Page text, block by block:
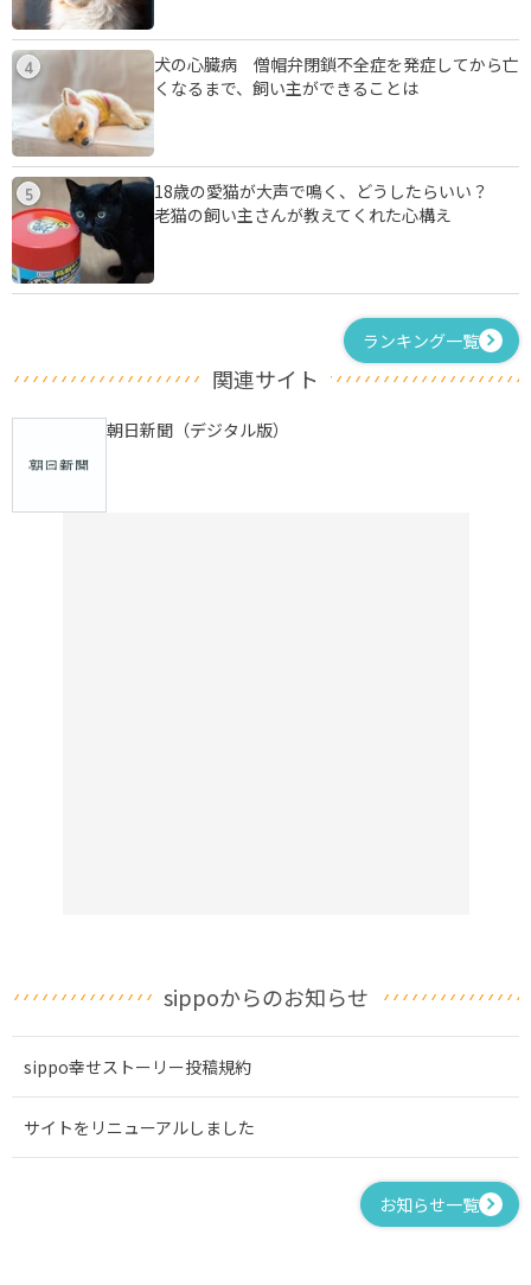
4
犬の心臓病 僧帽弁閉鎖不全症を発症してから亡
くなるまで、飼い主ができることは
5
18歳の愛猫が大声で鳴く、どうしたらいい？
老猫の飼い主さんが教えてくれた心構え
ランキング一覧
関連サイト
朝日新聞（デジタル版）
sippoからのお知らせ
sippo幸せストーリー投稿規約
サイトをリニューアルしました
お知らせ一覧